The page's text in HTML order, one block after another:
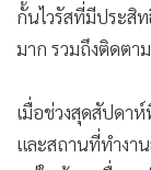
กั้นไวรัสที่มีประสิ
มาก รวมถึงติดตา
เมื่อช่วงสุดสัปดาห์
และสถานที่ทำงา